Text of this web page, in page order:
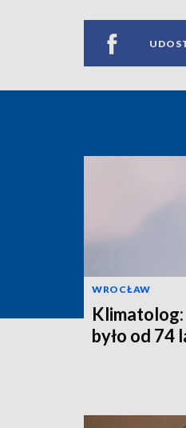
WROCŁAW
Klimatolog:
było od 74